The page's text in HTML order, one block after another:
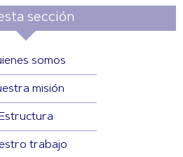
sección
somos
misión
Estructura
trabajo